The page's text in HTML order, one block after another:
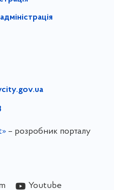
– розробник порталу
Youtube